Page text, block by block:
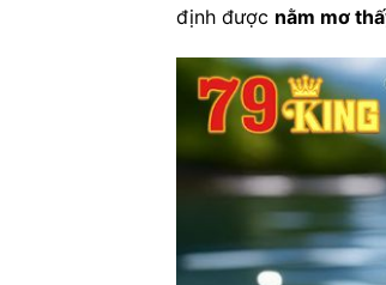
định được nằm mơ